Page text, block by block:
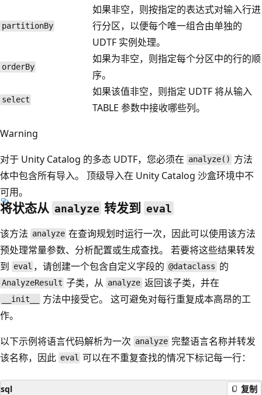
partitionBy
如果非空，则按指定的表达式对输入行进
行分区，以便每个唯一组合由单独的
UDTF 实例处理。
orderBy
如果为非空，则指定每个分区中的行的顺
序。
select
如果该值非空，则指定 UDTF 将从输入
TABLE 参数中接收哪些列。
Warning
对于 Unity Catalog 的多态 UDTF，您必须在 analyze() 方法
体中包含所有导入。 顶级导入在 Unity Catalog 沙盒环境中不
可用。
将状态从 analyze 转发到 eval
该方法 analyze 在查询规划时运行一次，因此可以使用该方法
预处理常量参数、分析配置或生成查找。 若要将这些结果转发
到 eval ，请创建一个包含自定义字段的 @dataclass 的
AnalyzeResult 子类，从 analyze 返回该子类，并在
__init__
方法中接受它。 这可避免对每行重复成本高昂的工
作。
以下示例将语言代码解析为一次 analyze 完整语言名称并转发
该名称，因此 eval 可以在不重复查找的情况下标记每一行：
sql 复制